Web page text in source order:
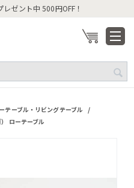
ゼント中 500円OFF！
テーブル・リビングテーブル /
ローテーブル